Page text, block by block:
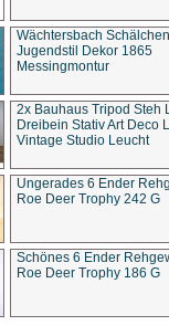
Wächtersbach Schälchen
Jugendstil Dekor 1865
Messingmontur
2x Bauhaus Tripod Steh
Dreibein Stativ Art Deco
Vintage Studio Leucht
Ungerades 6 Ender
Roe Deer Trophy 242 G
Schönes 6 Ender
Roe Deer Trophy 186 G